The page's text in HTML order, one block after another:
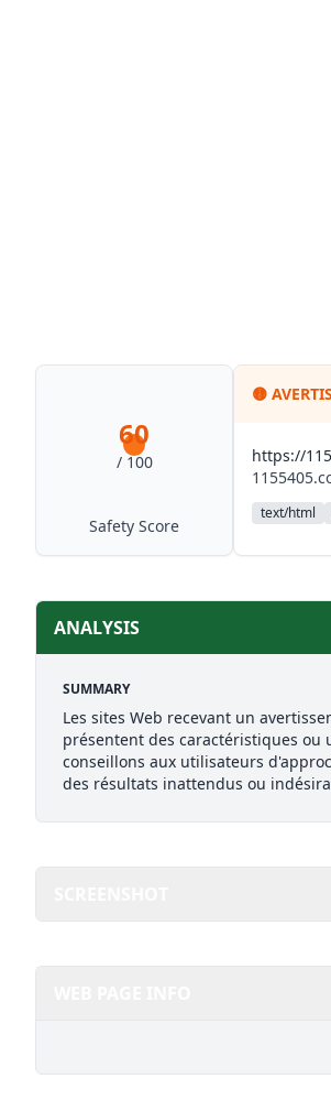
60
/ 100
Safety Score
🟡
https://
text/html
ANALYSIS
SUMMARY
Les sites Web recevant un
présentent des caractéristiques
conseillons aux utilisateurs
des résultats inattendus ou